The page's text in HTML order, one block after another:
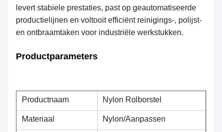
levert stabiele prestaties, past op geautomatiseerde
productielijnen en voltooit efficiënt reinigings-, polijst-
en ontbraamtaken voor industriële werkstukken.
Productparameters
Productnaam Nylon Rolborstel
Materiaal Nylon/Aanpassen